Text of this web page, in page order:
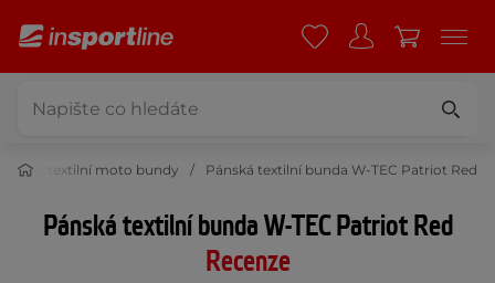
krátké textilní moto bundy Pánská textilní bunda W-TEC Patriot Red
Pánská textilní bunda W-TEC Patriot Red
Recenze